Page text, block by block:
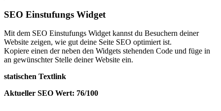
SEO Einstufungs Widget
Mit dem SEO Einstufungs Widget kannst du Besuchern deiner
Website zeigen, wie gut deine Seite SEO optimiert ist.
Kopiere einen der neben den Widgets stehenden Code und füge in
an gewünschter Stelle deiner Website ein.
statischen Textlink
Aktueller SEO Wert: 76/100